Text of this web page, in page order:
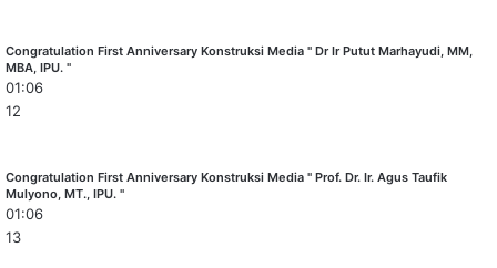
Congratulation First Anniversary Konstruksi Media " Dr Ir Putut Marhayudi, MM,
MBA, IPU. "
01:06
12
Congratulation First Anniversary Konstruksi Media " Prof. Dr. Ir. Agus Taufik
Mulyono, MT., IPU. "
01:06
13